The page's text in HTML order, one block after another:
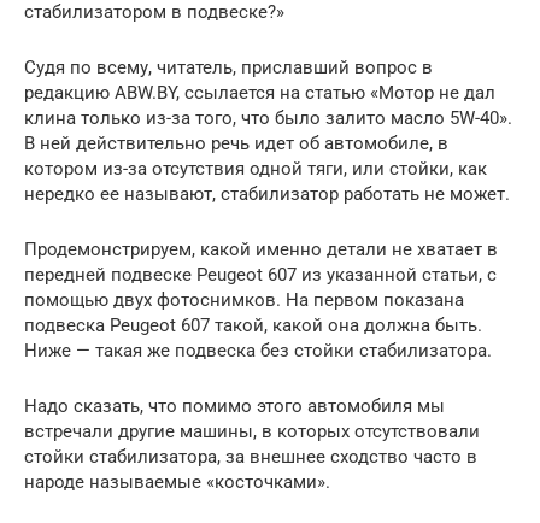
стабилизатором в подвеске?»
Судя по всему, читатель, приславший вопрос в
редакцию ABW.BY, ссылается на статью «Мотор не дал
клина только из-за того, что было залито масло 5W-40».
В ней действительно речь идет об автомобиле, в
котором из-за отсутствия одной тяги, или стойки, как
нередко ее называют, стабилизатор работать не может.
Продемонстрируем, какой именно детали не хватает в
передней подвеске Peugeot 607 из указанной статьи, с
помощью двух фотоснимков. На первом показана
подвеска Peugeot 607 такой, какой она должна быть.
Ниже — такая же подвеска без стойки стабилизатора.
Надо сказать, что помимо этого автомобиля мы
встречали другие машины, в которых отсутствовали
стойки стабилизатора, за внешнее сходство часто в
народе называемые «косточками».